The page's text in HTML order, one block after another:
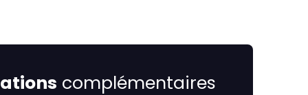
complémentaires